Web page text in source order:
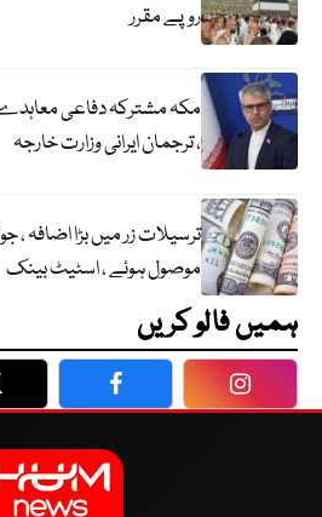
روپے مقرر
مکہ مشترکہ دفاعی
، ترجمان ایرانی وزارت خارجہ
موصول ہوئے ، اسٹیٹ بینک
ہمیں فالو کریں
Facebook